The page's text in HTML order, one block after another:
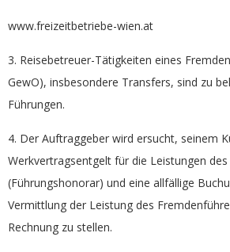
www.freizeitbetriebe-wien.at
3. Reisebetreuer-Tätigkeiten eines
GewO), insbesondere Transfers, sind zu
Führungen.
4. Der Auftraggeber wird ersucht, seinem
Werkvertragsentgelt für die Leistungen
(Führungshonorar) und eine allfällige
Vermittlung der Leistung des
Rechnung zu stellen.